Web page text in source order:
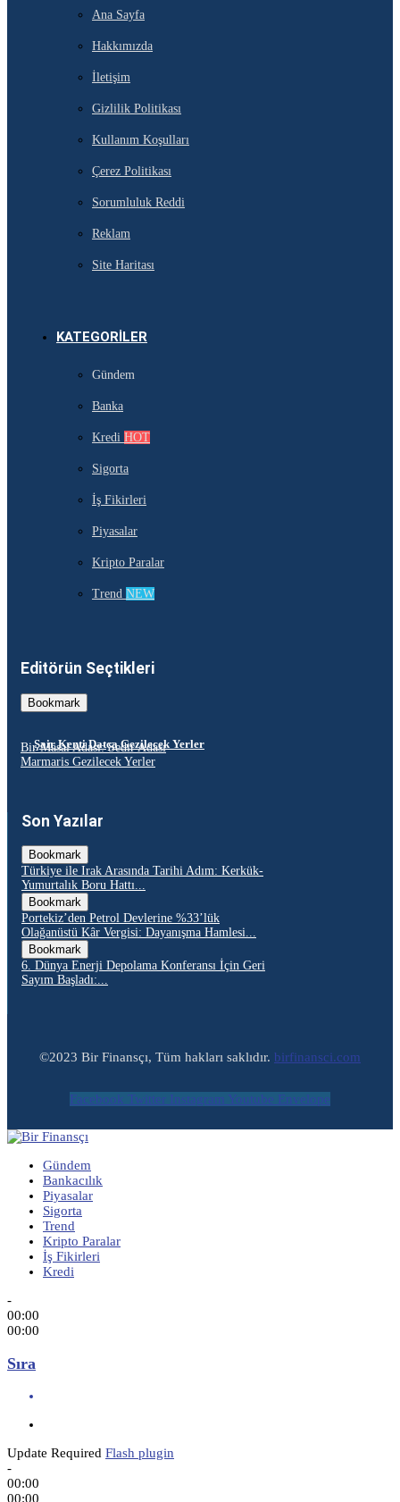
Ana Sayfa
Hakkımızda
İletişim
Gizlilik Politikası
Kullanım Koşulları
Çerez Politikası
Sorumluluk Reddi
Reklam
Site Haritası
KATEGORILER
Gündem
Banka
Kredi HOT
Sigorta
İş Fikirleri
Piyasalar
Kripto Paralar
Trend NEW
Editörün Seçtikleri
Bookmark
Şair Kenti Datça Gezilecek Yerler
Bir Masal Adası: Sedir Adası
Marmaris Gezilecek Yerler
Son Yazılar
Bookmark
Türkiye ile Irak Arasında Tarihi Adım: Kerkük-
Yumurtalık Boru Hattı...
Bookmark
Portekiz’den Petrol Devlerine %33’lük
Olağanüstü Kâr Vergisi: Dayanışma Hamlesi...
Bookmark
6. Dünya Enerji Depolama Konferansı İçin Geri
Sayım Başladı:...
©2023 Bir Finansçı, Tüm hakları saklıdır. birfinansci.com
Facebook Twitter Instagram Youtube Envelope
Gündem
Bankacılık
Piyasalar
Sigorta
Trend
Kripto Paralar
İş Fikirleri
Kredi
-
00:00
00:00
Sıra
Update Required Flash plugin
-
00:00
00:00